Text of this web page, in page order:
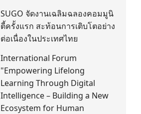
SUGO จัดงานเฉลิมฉลองคอมมูนิ
ตี้ครั้งแรก สะท้อนการเติบโตอย่าง
ต่อเนื่องในประเทศไทย
International Forum
"Empowering Lifelong
Learning Through Digital
Intelligence – Building a New
Ecosystem for Human